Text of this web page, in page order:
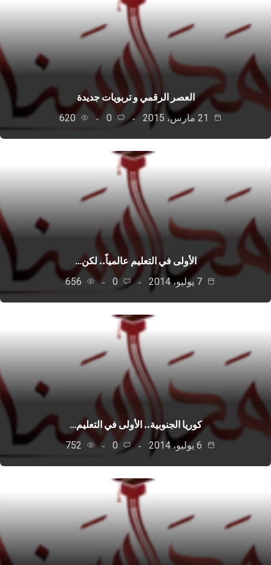
العصر الرقمي و تربويات جديدة
0
620
الأولى في التعليم عالمياً.. لكن…
0
656
كوريا الجنوبية.. الأولى في التعليم…
0
752